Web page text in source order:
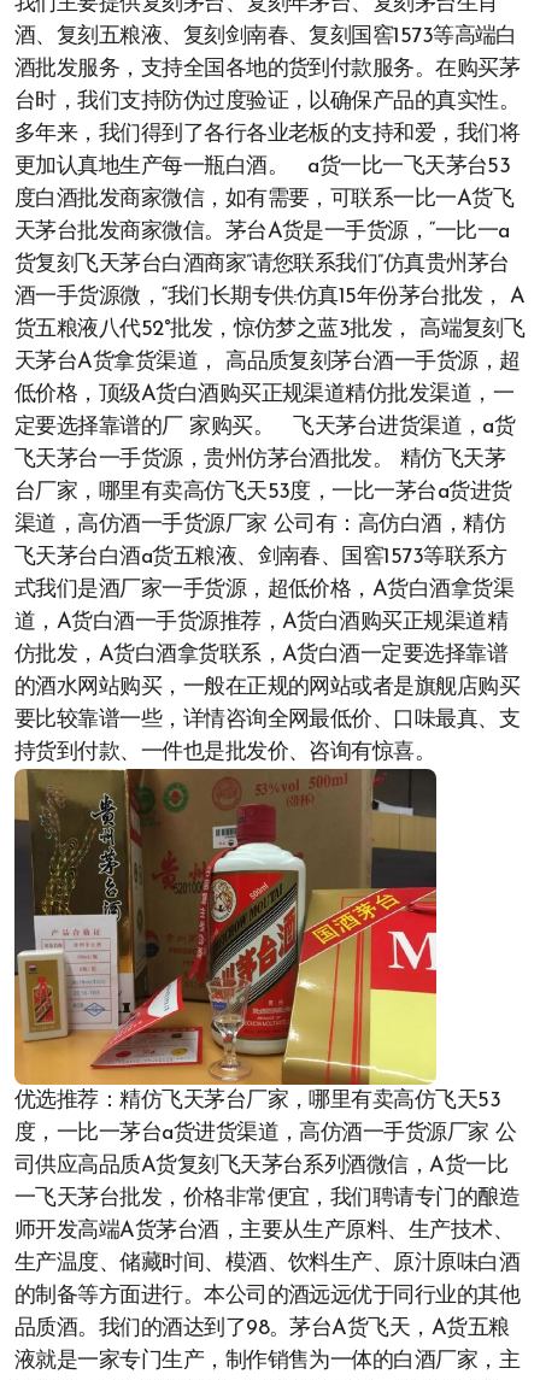
酒、复刻五粮液、复刻剑南春、复刻国窖1573等高端白
酒批发服务，支持全国各地的货到付款服务。在购买茅
台时，我们支持防伪过度验证，以确保产品的真实性。
多年来，我们得到了各行各业老板的支持和爱，我们将
更加认真地生产每一瓶白酒。 a货一比一飞天茅台53
度白酒批发商家微信，如有需要，可联系一比一A货飞
天茅台批发商家微信。茅台A货是一手货源，“一比一a
货复刻飞天茅台白酒商家”请您联系我们”仿真贵州茅台
酒一手货源微，“我们长期专供:仿真15年份茅台批发， A
货五粮液八代52°批发，惊仿梦之蓝3批发， 高端复刻飞
天茅台A货拿货渠道， 高品质复刻茅台酒一手货源，超
低价格，顶级A货白酒购买正规渠道精仿批发渠道，一
定要选择靠谱的厂 家购买。 飞天茅台进货渠道，a货
飞天茅台一手货源，贵州仿茅台酒批发。 精仿飞天茅
台厂家，哪里有卖高仿飞天53度，一比一茅台a货进货
渠道，高仿酒一手货源厂家 公司有：高仿白酒，精仿
飞天茅台白酒a货五粮液、剑南春、国窖1573等联系方
式我们是酒厂家一手货源，超低价格，A货白酒拿货渠
道，A货白酒一手货源推荐，A货白酒购买正规渠道精
仿批发，A货白酒拿货联系，A货白酒一定要选择靠谱
的酒水网站购买，一般在正规的网站或者是旗舰店购买
要比较靠谱一些，详情咨询全网最低价、口味最真、支
持货到付款、一件也是批发价、咨询有惊喜。
优选推荐：精仿飞天茅台厂家，哪里有卖高仿飞天53
度，一比一茅台a货进货渠道，高仿酒一手货源厂家 公
司供应高品质A货复刻飞天茅台系列酒微信，A货一比
一飞天茅台批发，价格非常便宜，我们聘请专门的酿造
师开发高端A货茅台酒，主要从生产原料、生产技术、
生产温度、储藏时间、模酒、饮料生产、原汁原味白酒
的制备等方面进行。本公司的酒远远优于同行业的其他
品质酒。我们的酒达到了98。茅台A货飞天，A货五粮
液就是一家专门生产，制作销售为一体的白酒厂家，主